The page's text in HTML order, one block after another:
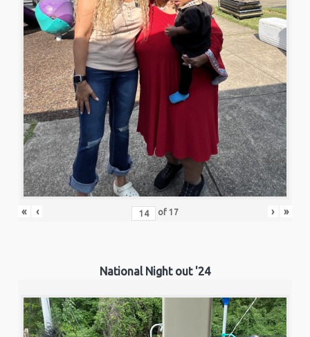
« ‹ of 17 › »
National Night out '24